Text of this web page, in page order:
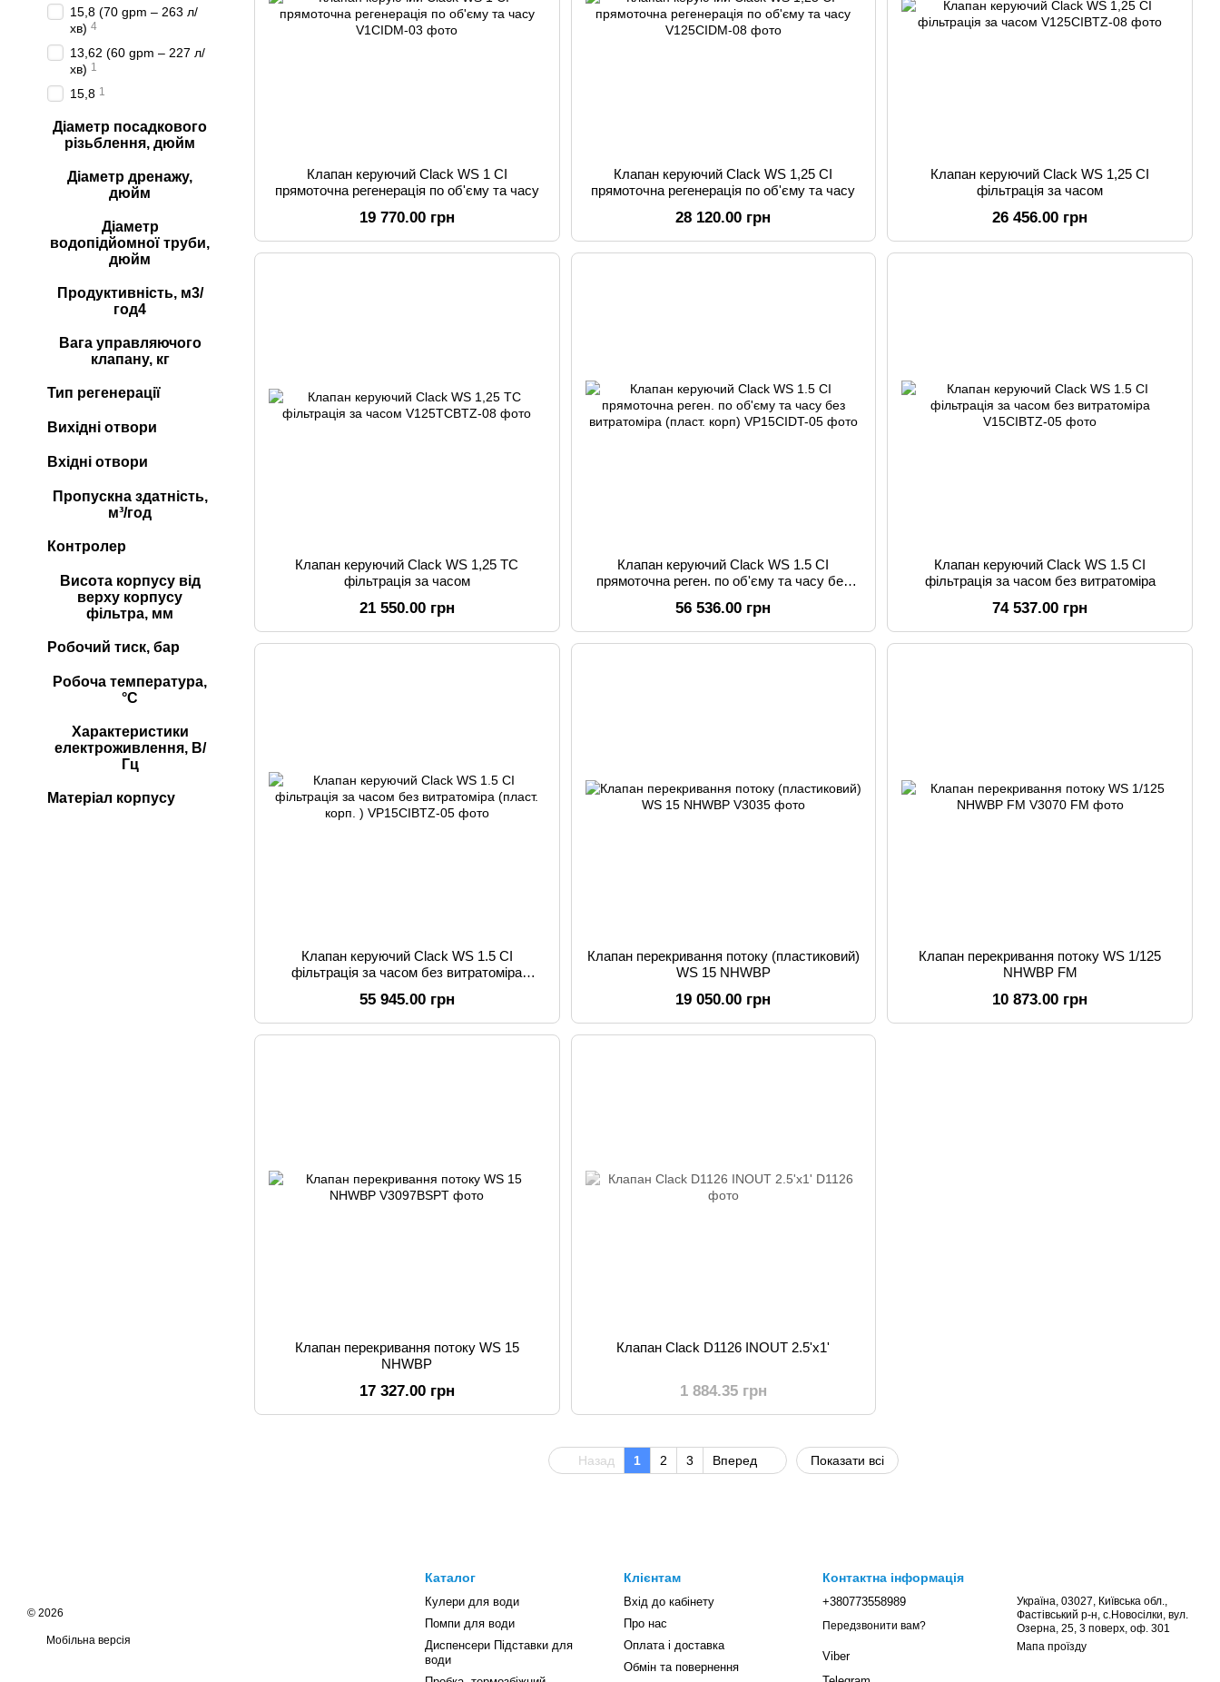
Клапан керуючий Clack WS 1 CI
прямоточна регенерація по об'єму та часу
19 770.00 грн
Клапан керуючий Clack WS 1,25 CI
прямоточна регенерація по об'єму та часу
28 120.00 грн
Клапан керуючий Clack WS 1,25 CI
фільтрація за часом
26 456.00 грн
Клапан керуючий Clack WS 1,25 TC
фільтрація за часом
21 550.00 грн
Клапан керуючий Clack WS 1.5 CI
прямоточна реген. по об'єму та часу без
56 536.00 грн
Клапан керуючий Clack WS 1.5 CI
фільтрація за часом без витратоміра
74 537.00 грн
Клапан керуючий Clack WS 1.5 CI
фільтрація за часом без витратоміра
55 945.00 грн
Клапан перекривання потоку (пластиковий)
WS 15 NHWBP
19 050.00 грн
Клапан перекривання потоку WS 1/125
NHWBP FM
10 873.00 грн
Клапан перекривання потоку WS 15
NHWBP
17 327.00 грн
Клапан Clack D1126 INOUT 2.5'x1'
1 884.35 грн
Назад 1 2 3 Вперед Показати всі
15,8 (70 gpm – 263 л/
хв) 4
13,62 (60 gpm – 227 л/
хв) 1
15,8 1
Діаметр посадкового
різьблення, дюйм
Діаметр дренажу,
дюйм
Діаметр
водопідйомної труби,
дюйм
Продуктивність, м3/
год4
Вага управляючого
клапану, кг
Тип регенерації
Вихідні отвори
Вхідні отвори
Пропускна здатність,
м³/год
Контролер
Висота корпусу від
верху корпусу
фільтра, мм
Робочий тиск, бар
Робоча температура,
°С
Характеристики
електроживлення, В/
Гц
Матеріал корпусу
© 2026
Мобільна версія
Каталог
Кулери для води
Помпи для води
Диспенсери Підставки для
води
Клієнтам
Вхід до кабінету
Про нас
Оплата і доставка
Обмін та повернення
Контактна інформація
+380773558989
Передзвонити вам?
Viber
Україна, 03027, Київська обл.,
Фастівський р-н, с.Новосілки, вул.
Озерна, 25, 3 поверх, оф. 301
Мапа проїзду